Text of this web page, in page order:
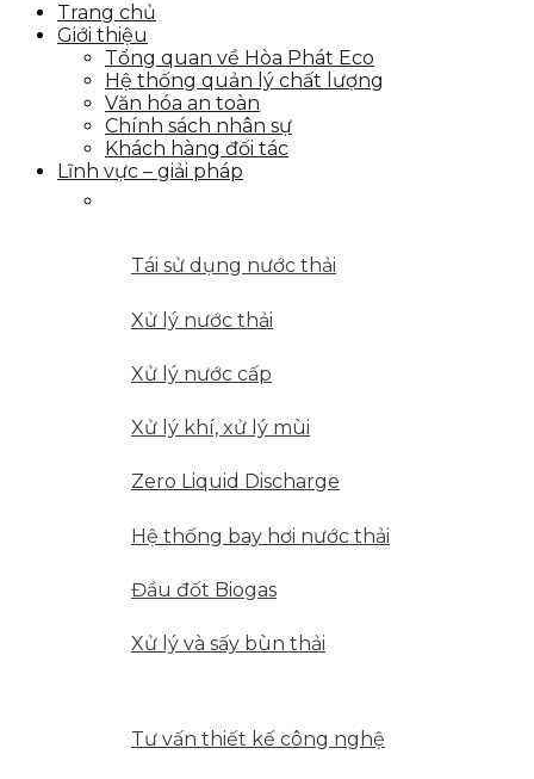
Trang chủ
Giới thiệu
Tổng quan về Hòa Phát Eco
Hệ thống quản lý chất lượng
Văn hóa an toàn
Chính sách nhân sự
Khách hàng đối tác
Lĩnh vực – giải pháp
Tái sử dụng nước thải
Xử lý nước thải
Xử lý nước cấp
Xử lý khí, xử lý mùi
Zero Liquid Discharge
Hệ thống bay hơi nước thải
Đầu đốt Biogas
Xử lý và sấy bùn thải
Tư vấn thiết kế công nghệ